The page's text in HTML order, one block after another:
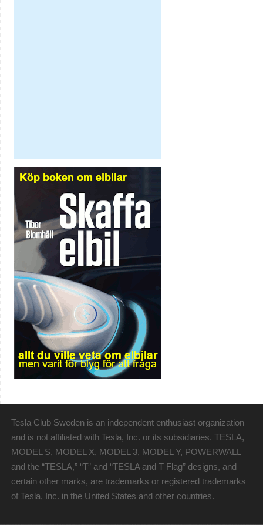
Tesla Club Sweden is an independent enthusiast organization
and is not affiliated with Tesla, Inc. or its subsidiaries. TESLA,
MODEL S, MODEL X, MODEL 3, MODEL Y, POWERWALL
and the “TESLA,” “T” and “TESLA and T Flag” designs, and
certain other marks, are trademarks or registered trademarks
of Tesla, Inc. in the United States and other countries.